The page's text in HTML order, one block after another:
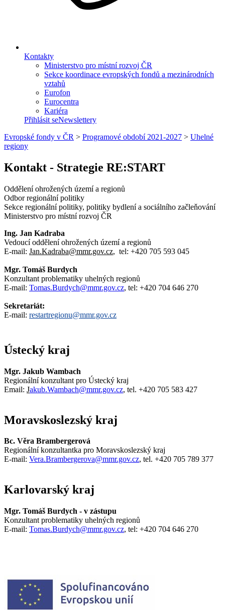
Kontakty
Ministerstvo pro místní rozvoj ČR
Sekce koordinace evropských fondů a mezinárodních
vztahů
Eurofon
Eurocentra
Kariéra
Přihlásit seNewslettery
Evropské fondy v ČR > Programové období 2021-2027 > Uhelné
regiony
Kontakt - Strategie RE:START
Oddělení ohrožených území a regionů
Odbor regionální politiky
Sekce regionální politiky, politiky bydlení a sociálního začleňování
Ministerstvo pro místní rozvoj ČR
Ing. Jan Kadraba
Vedoucí oddělení ohrožených území a regionů
E-mail: Jan.Kadraba@mmr.gov.cz, tel: +420 705 593 045
Mgr. Tomáš Burdych
Konzultant problematiky uhelných regionů
E-mail: Tomas.Burdych@mmr.gov.cz, tel: +420 704 646 270
Sekretariát:
E-mail: restartregionu@mmr.gov.cz
Ústecký kraj
Mgr. Jakub Wambach
Regionální konzultant pro Ústecký kraj
Email: Jakub.Wambach@mmr.gov.cz, tel. +420 705 583 427
Moravskoslezský kraj
Bc. Věra Brambergerová
Regionální konzultantka pro Moravskoslezský kraj
E-mail: Vera.Brambergerova@mmr.gov.cz, tel. +420 705 789 377
Karlovarský kraj
Mgr. Tomáš Burdych - v zástupu
Konzultant problematiky uhelných regionů
E-mail: Tomas.Burdych@mmr.gov.cz, tel: +420 704 646 270